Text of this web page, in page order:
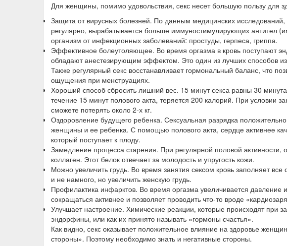
Для женщины, помимо удовольствия, секс несет большую пользу для
Защита от вирусных болезней. По данным медицинских
регулярно, вырабатывается больше иммуностимулирующих антител
организм от инфекционных заболеваний: простуды, герпеса, гриппа.
Эффективное болеутоляющее. Во время оргазма в кровь поступают
обладают анестезирующим эффектом. Это один из лучших способов
Также регулярный секс восстанавливает гормональный баланс, что
ощущения при менструациях.
Хороший способ сбросить лишний вес. 15 минут секса равны 30
течение 15 минут полового акта, теряется 200 калорий. При условии
сможете потерять около 2-х кг.
Оздоровление будущего ребенка. Сексуальная разрядка
женщины и ее ребенка. С помощью полового акта, сердце активнее
который поступает к плоду.
Замедление процесса старения. При регулярной половой
коллаген. Этот белок отвечает за молодость и упругость кожи.
Можно увеличить грудь. Во время занятия сексом кровь заполняет
и не намного, но увеличить женскую грудь.
Профилактика инфарктов. Во время оргазма увеличивается
сокращаться активнее и позволяет проводить что-то вроде
Улучшает настроение. Химические реакции, которые происходят при
эндорфины, или как их принято называть «гормоны счастья».
Как видно, секс оказывает положительное влияние на здоровье
стороны». Поэтому необходимо знать и негативные стороны.